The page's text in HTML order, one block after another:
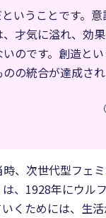
いうことです。
才気に溢れ、効
のです。創造と
の統合が達成さ
、次世代型フ
、1928年にウ
くためには、生